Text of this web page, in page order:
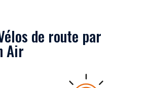
de route par
Air